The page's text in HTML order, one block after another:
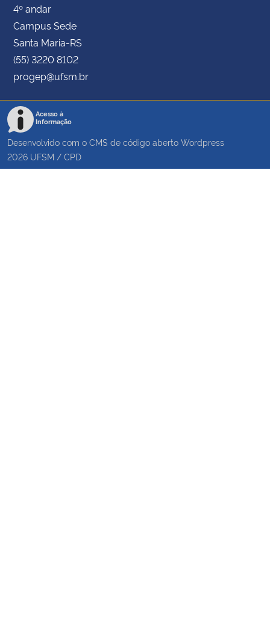
4º andar
Campus Sede
Santa Maria-RS
(55) 3220 8102
progep@ufsm.br
Acesso à
Informação
Desenvolvido com o CMS de código aberto Wordpress
2026 UFSM / CPD